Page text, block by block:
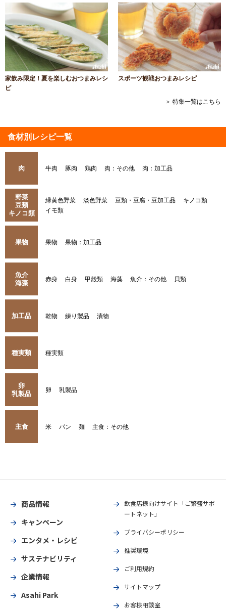
家飲み限定！夏を楽しむおつまみレシ
ピ
スポーツ観戦おつまみレシピ
＞ 特集一覧はこちら
食材別レシピ一覧
肉 牛肉 豚肉 鶏肉 肉：その他 肉：加工品
野菜
豆類
キノコ類
緑黄色野菜 淡色野菜 豆類・豆腐・豆加工品
キノコ類
イモ類
果物 果物 果物：加工品
魚介
海藻
赤身 白身 甲殻類 海藻 魚介：その他 貝類
加工品 乾物 練り製品 漬物
種実類 種実類
卵
乳製品
卵 乳製品
主食 米 パン 麺 主食：その他
商品情報
キャンペーン
エンタメ・レシピ
サステナビリティ
企業情報
Asahi Park
飲食店様向けサイト「ご繁盛サポ
ートネット」
プライバシーポリシー
推奨環境
ご利用規約
サイトマップ
お客様相談室